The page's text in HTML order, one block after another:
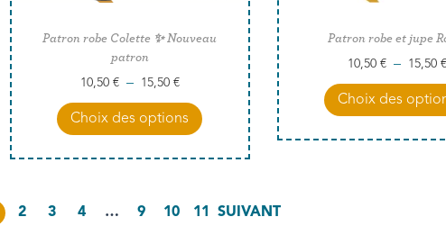
Patron robe Colette ✨ Nouveau
patron
10,50 € – 15,50 €
Choix des options
Patron robe et jupe
10,50 € – 15,50 €
Choix des
2 3 4 … 9 10 11 SUIVANT